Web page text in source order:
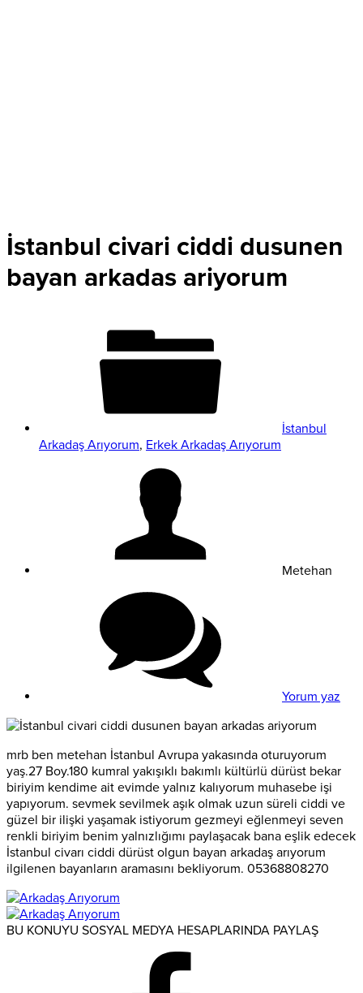
İstanbul civari ciddi dusunen
bayan arkadas ariyorum
İstanbul
Arkadaş Arıyorum, Erkek Arkadaş Arıyorum
Metehan
Yorum yaz
mrb ben metehan İstanbul Avrupa yakasında oturuyorum
yaş.27 Boy.180 kumral yakışıklı bakımlı kültürlü dürüst bekar
biriyim kendime ait evimde yalnız kalıyorum muhasebe işi
yapıyorum. sevmek sevilmek aşık olmak uzun süreli ciddi ve
güzel bir ilişki yaşamak istiyorum gezmeyi eğlenmeyi seven
renkli biriyim benim yalnızlığımı paylaşacak bana eşlik edecek
İstanbul civarı ciddi dürüst olgun bayan arkadaş arıyorum
ilgilenen bayanların aramasını bekliyorum. 05368808270
BU KONUYU SOSYAL MEDYA HESAPLARINDA PAYLAŞ